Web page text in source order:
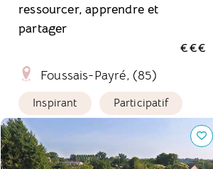
ressourcer, apprendre et
partager
€€€
Foussais-Payré, (85)
Inspirant Participatif
Camping des étoiles : Dormir sous les
étoiles, vibrer avec la nature